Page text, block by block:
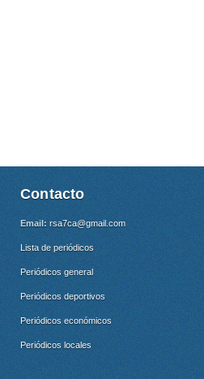
Contacto
Email: rsa7ca@gmail.com
Lista de periódicos
Periódicos general
Periódicos deportivos
Periódicos económicos
Periódicos locales